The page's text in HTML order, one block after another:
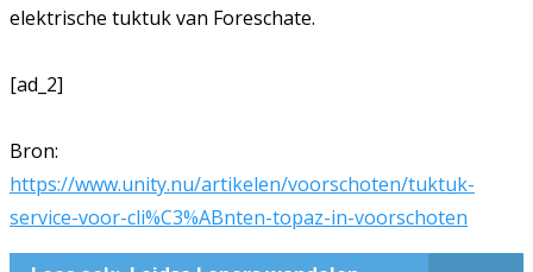
elektrische tuktuk van Foreschate.
[ad_2]
Bron:
https://www.unity.nu/artikelen/voorschoten/tuktuk-
service-voor-cli%C3%ABnten-topaz-in-voorschoten